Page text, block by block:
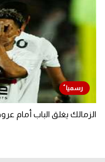
الزمالك يغلق الباب أمام